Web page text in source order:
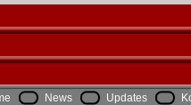
News Updates